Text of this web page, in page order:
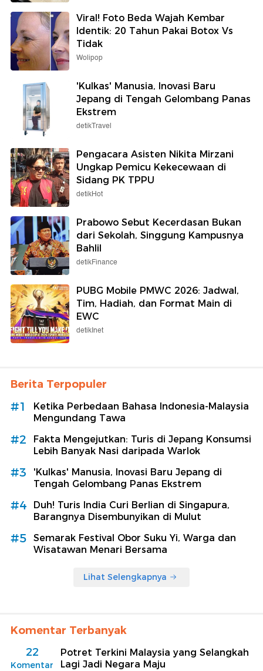
Viral! Foto Beda Wajah Kembar
Identik: 20 Tahun Pakai Botox Vs
Tidak
Wolipop
'Kulkas' Manusia, Inovasi Baru
Jepang di Tengah Gelombang Panas
Ekstrem
detikTravel
Pengacara Asisten Nikita Mirzani
Ungkap Pemicu Kekecewaan di
Sidang PK TPPU
detikHot
Prabowo Sebut Kecerdasan Bukan
dari Sekolah, Singgung Kampusnya
Bahlil
detikFinance
PUBG Mobile PMWC 2026: Jadwal,
Tim, Hadiah, dan Format Main di
EWC
detikInet
Berita Terpopuler
#1
Ketika Perbedaan Bahasa Indonesia-Malaysia
Mengundang Tawa
#2
Fakta Mengejutkan: Turis di Jepang Konsumsi
Lebih Banyak Nasi daripada Warlok
#3
'Kulkas' Manusia, Inovasi Baru Jepang di
Tengah Gelombang Panas Ekstrem
#4
Duh! Turis India Curi Berlian di Singapura,
Barangnya Disembunyikan di Mulut
#5
Semarak Festival Obor Suku Yi, Warga dan
Wisatawan Menari Bersama
Lihat Selengkapnya
Komentar Terbanyak
22
Komentar
Potret Terkini Malaysia yang Selangkah
Lagi Jadi Negara Maju